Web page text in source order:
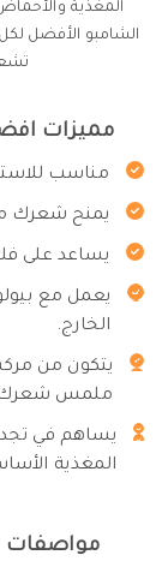
المغذية
الشامبو الأفضل
مميزات
مناسب
يمنح شعرك
يساعد على
يعمل مع
الخارج.
يتكون من
ملمس شعرك
يساهم في
المغذية
مواصفات